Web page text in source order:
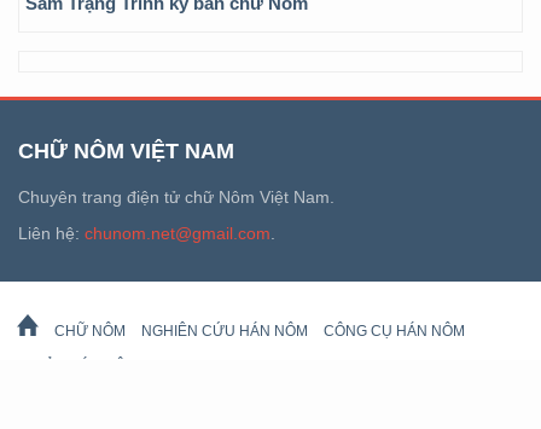
CHỮ NÔM VIỆT NAM
Chuyên trang điện tử chữ Nôm Việt Nam.
Liên hệ: chunom.net@gmail.com
CHỮ NÔM NGHIÊN CỨU HÁN NÔM CÔNG CỤ HÁN NÔM